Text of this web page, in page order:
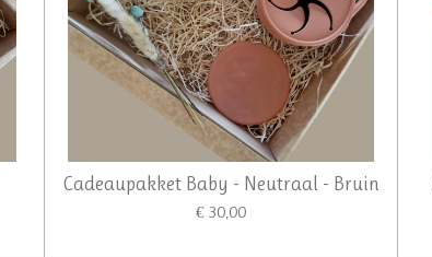
Cadeaupakket Baby - Neutraal - Bruin
€ 30,00